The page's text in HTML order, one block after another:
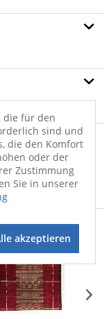
die für den
sind und
die den Komfort
oder der
Zustimmung
Sie in unserer
akzeptieren